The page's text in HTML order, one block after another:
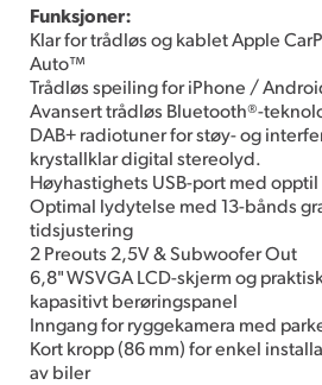
Funksjoner:
Klar for trådløs og kablet Apple
Auto™
Trådløs speiling for iPhone /
Avansert trådløs Bluetooth®-
DAB+ radiotuner for støy- og
krystallklar digital stereolyd.
Høyhastighets USB-port med
Optimal lydytelse med 13-bånds
tidsjustering
2 Preouts 2,5V & Subwoofer Out
6,8" WSVGA LCD-skjerm og
kapasitivt berøringspanel
Inngang for ryggekamera med
Kort kropp (86 mm) for enkel
av biler